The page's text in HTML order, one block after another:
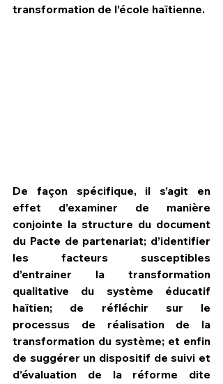
transformation de l’école haïtienne.
De façon spécifique, il s’agit en
effet d’examiner de manière
conjointe la structure du document
du Pacte de partenariat; d’identifier
les facteurs susceptibles
d’entrainer la transformation
qualitative du système éducatif
haïtien; de réfléchir sur le
processus de réalisation de la
transformation du système; et enfin
de suggérer un dispositif de suivi et
d’évaluation de la réforme dite